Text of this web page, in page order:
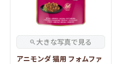
アニモンダ 猫用 フォムファ